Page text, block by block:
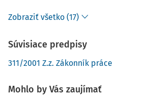
Zobraziť všetko (17)
Súvisiace predpisy
311/2001 Z.z. Zákonník práce
Mohlo by Vás zaujímať